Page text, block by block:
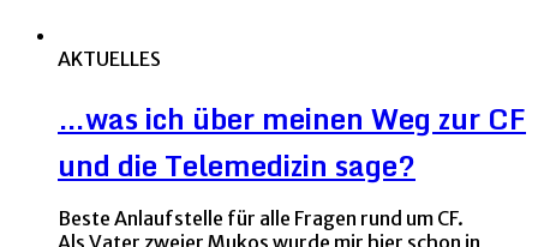
AKTUELLES
…was ich über meinen Weg zur CF
und die Telemedizin sage?
Beste Anlaufstelle für alle Fragen rund um CF.
Als Vater zweier Mukos wurde mir hier schon in